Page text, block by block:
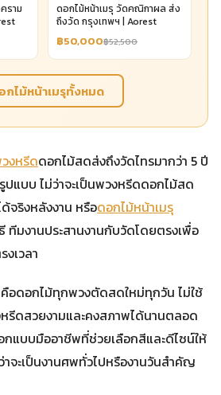
ราม
ดอกไม้หน้าเมรุ วัดคณิกาผล ส่ง
ถึงวัด กรุงเทพฯ | Aorest
฿50,000฿52,500
กไม้หน้าเมรุทั้งหมด
งหรีดดอกไม้สดส่งถึงวัดไทรมากว่า 5 ปี
แบบ ไม่ว่าจะเป็นพวงหรีดดอกไม้สด
ด้จริงหลังงาน หรือดอกไม้หน้าเมรุ
มงานประสานงานกับวัดโดยตรงเพื่อ
งเวลา
อดอกไม้ทุกพวงตัดสดใหม่ทุกวัน ไม่ใช้
รีดสวยงามและคงสภาพได้นานตลอด
แบบมืออาชีพที่ช่วยเลือกสีและดีไซน์ให้
าจะเป็นงานศพทั่วไปหรืองานวันสำคัญ